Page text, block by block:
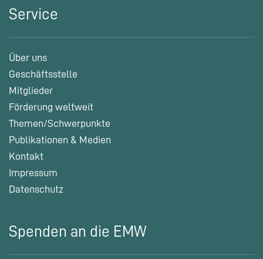
Service
Über uns
Geschäftsstelle
Mitglieder
Förderung weltweit
Themen/Schwerpunkte
Publikationen & Medien
Kontakt
Impressum
Datenschutz
Spenden an die EMW